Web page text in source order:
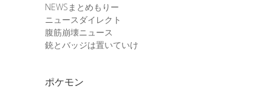
NEWSまとめもりー
ニュースダイレクト
腹筋崩壊ニュース
銃とバッジは置いていけ
ポケモン